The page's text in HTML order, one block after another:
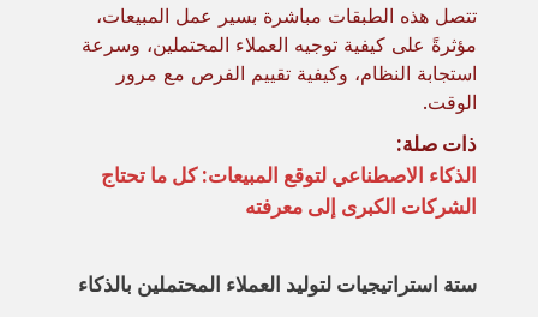
تتصل هذه الطبقات مباشرة بسير عمل المبيعات،
مؤثرةً على كيفية توجيه العملاء المحتملين، وسرعة
استجابة النظام، وكيفية تقييم الفرص مع مرور
الوقت.
ذات صلة:
الذكاء الاصطناعي لتوقع المبيعات: كل ما تحتاج
الشركات الكبرى إلى معرفته
ستة استراتيجيات لتوليد العملاء المحتملين بالذكاء